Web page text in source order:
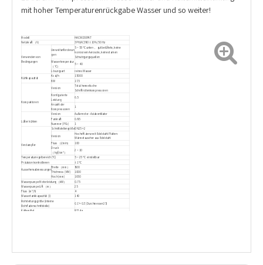
mit hoher Temperaturenrückgabe Wasser und so weiter!
Modell HACW150PAT
Netzkraft （V） 3PH/AC380 ± 10%/50 Hz
Verwenden von
Bedingungen
Umweltanforderun
gen
5 ~ 55 ℃ unten ， gut belüftete, keine
korrosiven Aerosole, keine starken
Schwingungsquellen
Wassertemperatur
（℃）
5 ~ 40
Lösungsart
reines Wasser
Kühlkapazität
Kcal/h
15000
KW
17.5
Kompaktoren
Version
Total hermetische
Schriftrollenkompressoren
Konfigurierte
Leistung
6.5
Anzahl der
Kompressoren
1
Lüfter kühlen
Version
Außenrotor -Axialventilator
Fankraft
0.85
Nummer (PCs)
1
Verdampfer
SchnittstellengrößeDN25 × 2
Version
Hocheffizienz mit Edelstahl-Platten-
Wärmetauscher aus Edelstahl
Fluss （l/min）
100
Druck
（kgf/cm²）
2 ~ 10
Temperaturregelbereich (℃)
5 ~ 25 ℃ einstellbar
Präzision kontrollieren
± 1 ℃
Aussehensabmessungen
Breite （mm）
800
Thichness (MM)
1000
Hoch (mm)
1650
Wasserpumpe Motorleistung （kW）
0.75
Wasserpumpe Lift （m）
25
Fluss (m³/h) 4
Wassertankkapazität (l)
140
Rohrleitungsgröße (interne
Rohrfadenschnittstelle)
G1 '× G1' (Durchmesser 25)
Kältemittel
R134a